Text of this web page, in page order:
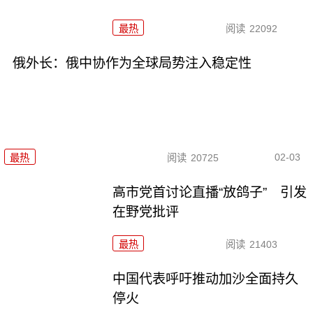
最热 阅读 22092
俄外长：俄中协作为全球局势注入稳定性
最热 阅读 20725 02-03
高市党首讨论直播“放鸽子” 引发
在野党批评
最热 阅读 21403
中国代表呼吁推动加沙全面持久
停火